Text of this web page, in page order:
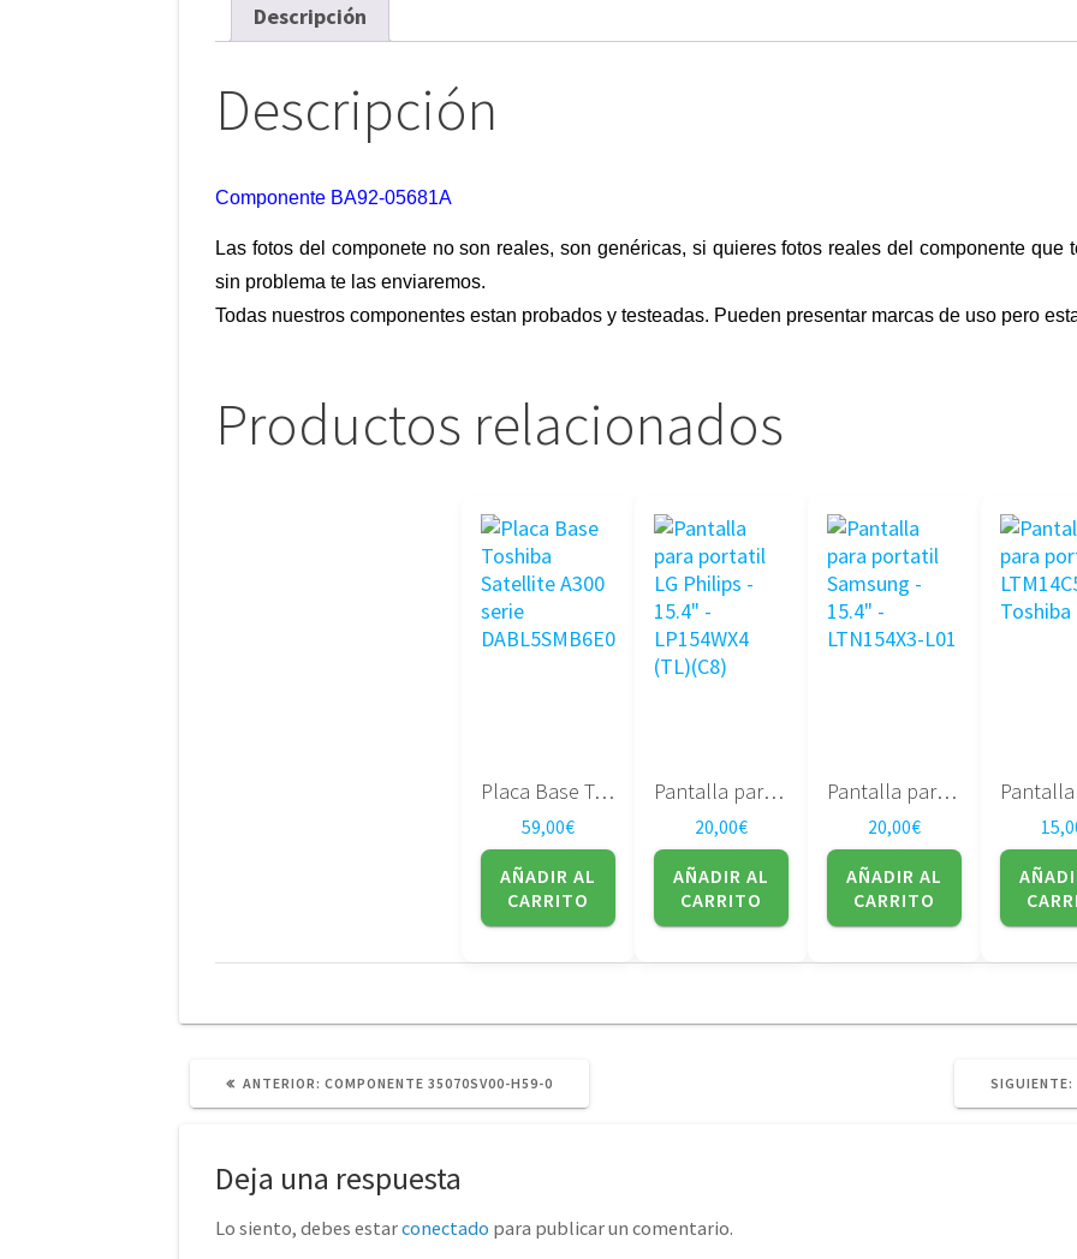
Descripción
Descripción
Componente BA92-05681A
Las fotos del componete no son reales, son genéricas, si quieres fotos reales del componente que
sin problema te las enviaremos.
Todas nuestros componentes estan probados y testeadas. Pueden presentar marcas de uso pero
Productos relacionados
Placa Base Toshiba Satellite A300 serie DABL5SMB6E0
59,00€
AÑADIR AL
CARRITO
Pantalla para portatil LG Philips – 15.4″ – LP154WX4 (TL)(C8)
20,00€
AÑADIR AL
CARRITO
Pantalla para portatil Samsung – 15.4″ – LTN154X3-L01
20,00€
AÑADIR AL
CARRITO
ANTERIOR: POST
COMPONENTE 35070SV00-H59-0 SIGUIENTE:
Deja una respuesta
Lo siento, debes estarconectado para publicar un comentario.